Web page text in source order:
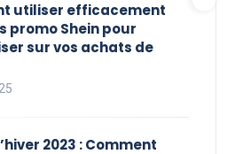
utiliser efficacement
promo Shein pour
sur vos achats de
2023 : Comment